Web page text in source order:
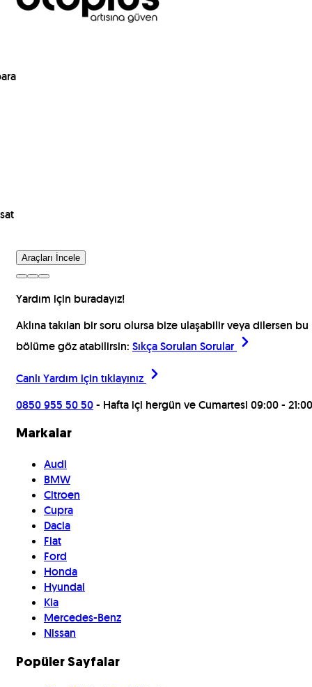
Araçları İncele
Yardım için buradayız!
Aklına takılan bir soru olursa bize ulaşabilir veya dilersen bu
bölüme göz atabilirsin: Sıkça Sorulan Sorular
Canlı Yardım için tıklayınız
0850 955 50 50- Hafta içi hergün ve Cumartesi 09:00 - 21:00
Markalar
Audi
BMW
Citroen
Cupra
Dacia
Fiat
Ford
Honda
Hyundai
Kia
Mercedes-Benz
Nissan
Popüler Sayfalar